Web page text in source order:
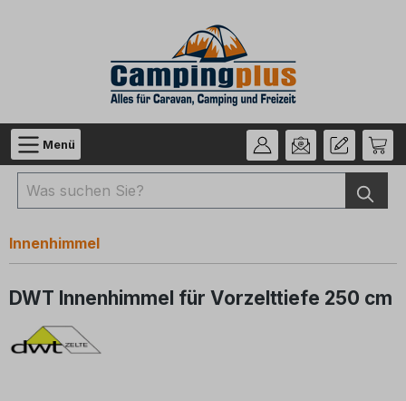
Zum Hauptinhalt springen
Menü
Innenhimmel
DWT Innenhimmel für Vorzelttiefe 250 cm